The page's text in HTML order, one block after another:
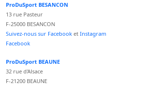
ProDuSport BESANCON
13 rue Pasteur
F-25000 BESANCON
Suivez-nous sur Facebook et Instagram
Facebook
ProDuSport BEAUNE
32 rue d'Alsace
F-21200 BEAUNE